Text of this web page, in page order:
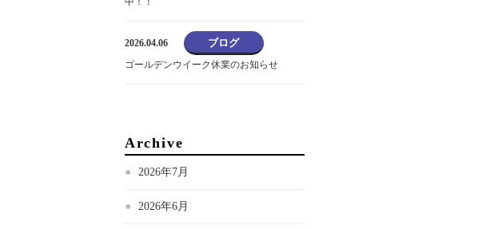
2026.04.06 ブログ
ゴールデンウイーク休業のお知らせ
Archive
2026年7月
2026年6月